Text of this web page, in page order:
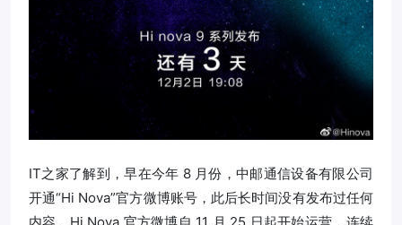
IT之家了解到，早在今年 8 月份，中邮通信设备有限公司
开通“Hi Nova”官方微博账号，此后长时间没有发布过任何